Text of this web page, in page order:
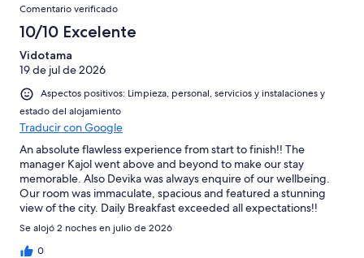
Comentario verificado
10/10 Excelente
Vidotama
19 de jul de 2026
Aspectos positivos: Limpieza, personal, servicios y instalaciones y
estado del alojamiento
Traducir con Google
An absolute flawless experience from start to finish!! The
manager Kajol went above and beyond to make our stay
memorable. Also Devika was always enquire of our wellbeing.
Our room was immaculate, spacious and featured a stunning
view of the city. Daily Breakfast exceeded all expectations!!
Highly recommend this hotel for anyone looking for exceptional
hospitality in a prime location.
Se alojó 2 noches en julio de 2026
0